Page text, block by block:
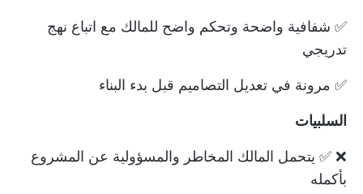
✅ شفافية واضحة وتحكم واضح للمالك مع اتباع نهج
تدريجي
✅ مرونة في تعديل التصاميم قبل بدء البناء
السلبيات
❌ ✅ يتحمل المالك المخاطر والمسؤولية عن المشروع
بأكمله